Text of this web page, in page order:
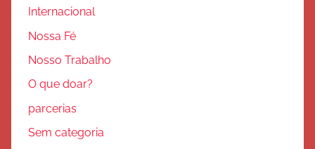
Internacional
Nossa Fé
Nosso Trabalho
O que doar?
parcerias
Sem categoria